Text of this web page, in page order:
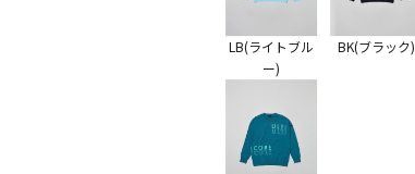
LB(ライトブル
ー)
BK(ブラック)